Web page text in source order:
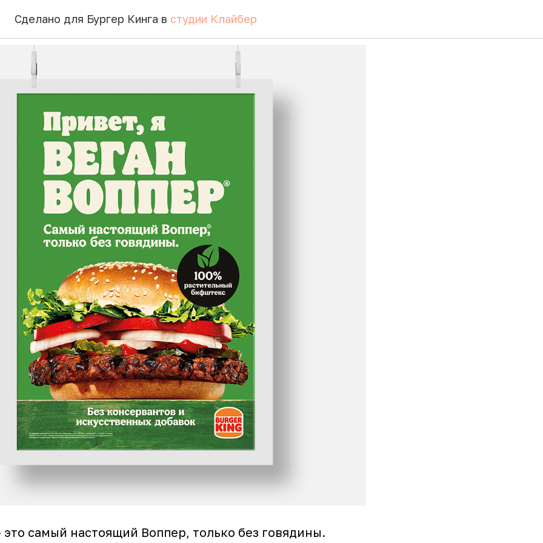
Сделано для Бургер Кинга в студии Клайбер
это самый настоящий Воппер, только без говядины.